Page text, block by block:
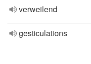
verweilend
gesticulations